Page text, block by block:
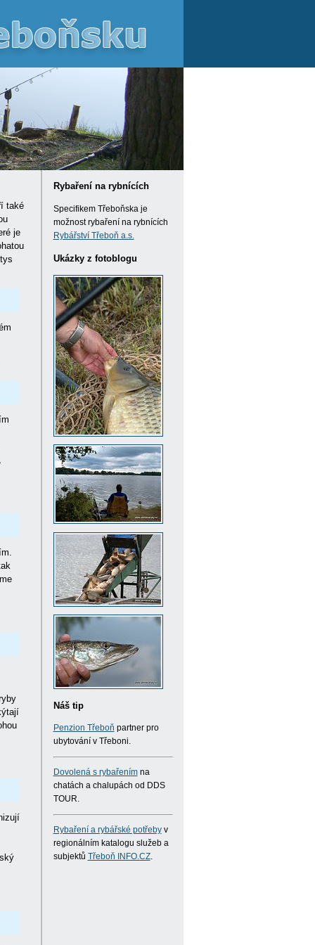
také
je
Rybaření na rybnících
Specifikem Třeboňska je
možnost rybaření na rybnících
Rybářství Třeboň a.s.
Ukázky z fotoblogu
Náš tip
Penzion Třeboň partner pro
ubytování v Třeboni.
Dovolená s rybařenímna
chatách a chalupách od DDS
TOUR.
Rybaření a rybářské potřebyv
regionálním katalogu služeb a
subjektů
Třeboň INFO.CZ.